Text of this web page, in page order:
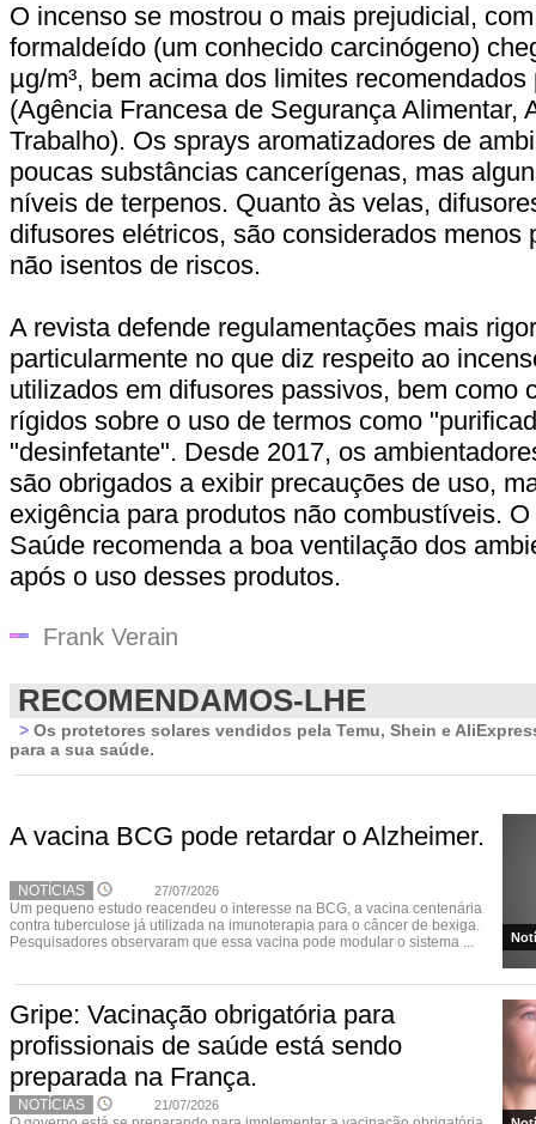
O incenso se mostrou o mais prejudicial,
formaldeído (um conhecido carcinógeno)
µg/m³, bem acima dos limites
(Agência Francesa de Segurança Alimentar,
Trabalho). Os sprays aromatizadores de
poucas substâncias cancerígenas, mas
níveis de terpenos. Quanto às velas,
difusores elétricos, são considerados menos
não isentos de riscos.
A revista defende regulamentações mais
particularmente no que diz respeito ao
utilizados em difusores passivos, bem como
rígidos sobre o uso de termos como
"desinfetante". Desde 2017, os
são obrigados a exibir precauções de uso,
exigência para produtos não combustíveis.
Saúde recomenda a boa ventilação dos
após o uso desses produtos.
Frank Verain
RECOMENDAMOS-LHE
> Os protetores solares vendidos pela Temu, Shein e
para a sua saúde.
A vacina BCG pode retardar o Alzheimer.
NOTÍCIAS 27/07/2026
Um pequeno estudo reacendeu o interesse na BCG, a vacina centenária
contra tuberculose já utilizada na imunoterapia para o câncer de bexiga.
Pesquisadores observaram que essa vacina pode modular o sistema ...
Gripe: Vacinação obrigatória para
profissionais de saúde está sendo
preparada na França.
NOTÍCIAS 21/07/2026